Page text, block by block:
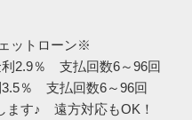
ットローン※
2.9％ 支払回数6～96回
％ 支払回数6～96回
ます♪ 遠方対応もOK！